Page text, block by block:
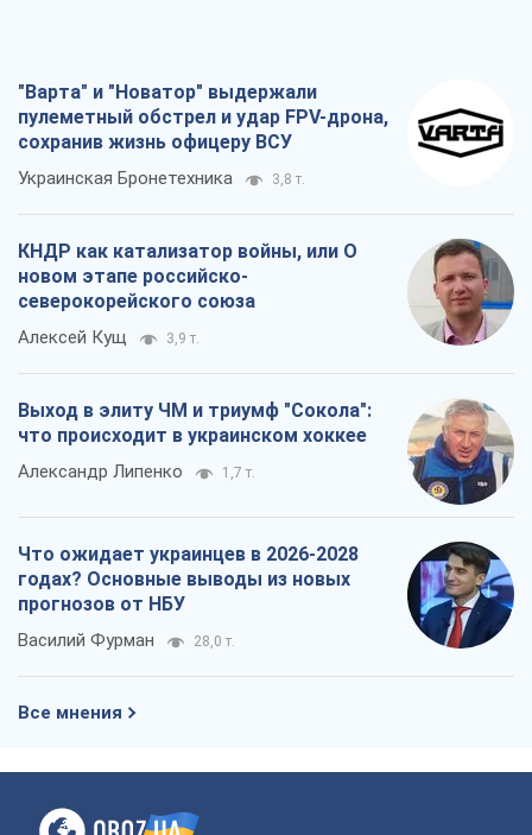
"Варта" и "Новатор" выдержали
пулеметный обстрел и удар FPV-дрона,
сохранив жизнь офицеру ВСУ
Украинская Бронетехника 3,8 т.
КНДР как катализатор войны, или О
новом этапе российско-
северокорейского союза
Алексей Кущ 3,9 т.
Выход в элиту ЧМ и триумф "Сокола":
что происходит в украинском хоккее
Александр Липенко 1,7 т.
Что ожидает украинцев в 2026-2028
годах? Основные выводы из новых
прогнозов от НБУ
Василий Фурман 28,0 т.
Все мнения